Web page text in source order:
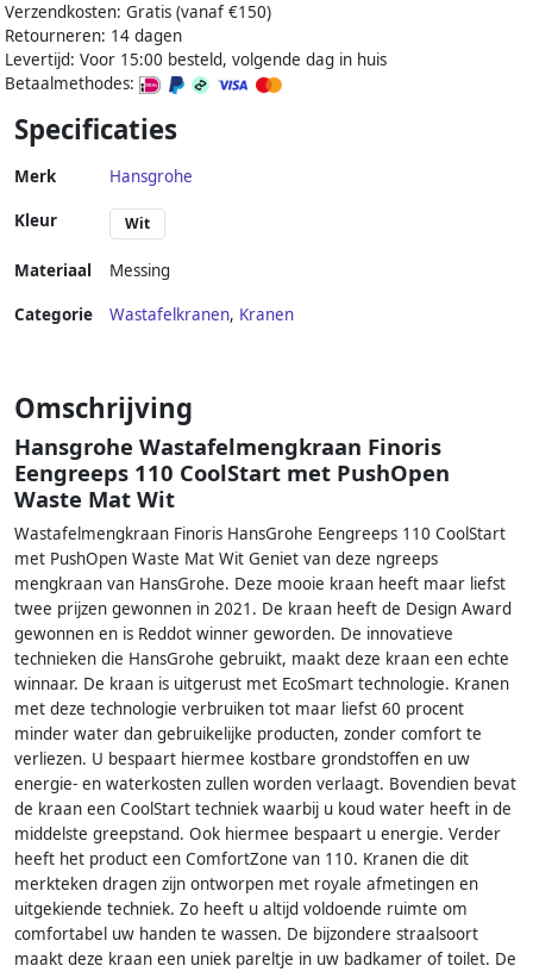
Verzendkosten: Gratis (vanaf €150)
Retourneren: 14 dagen
Levertijd: Voor 15:00 besteld, volgende dag in huis
Betaalmethodes:
Specificaties
Merk Hansgrohe
Kleur Wit
Materiaal Messing
Categorie Wastafelkranen, Kranen
Omschrijving
Hansgrohe Wastafelmengkraan Finoris
Eengreeps 110 CoolStart met PushOpen
Waste Mat Wit
Wastafelmengkraan Finoris HansGrohe Eengreeps 110 CoolStart
met PushOpen Waste Mat Wit Geniet van deze ngreeps
mengkraan van HansGrohe. Deze mooie kraan heeft maar liefst
twee prijzen gewonnen in 2021. De kraan heeft de Design Award
gewonnen en is Reddot winner geworden. De innovatieve
technieken die HansGrohe gebruikt, maakt deze kraan een echte
winnaar. De kraan is uitgerust met EcoSmart technologie. Kranen
met deze technologie verbruiken tot maar liefst 60 procent
minder water dan gebruikelijke producten, zonder comfort te
verliezen. U bespaart hiermee kostbare grondstoffen en uw
energie- en waterkosten zullen worden verlaagt. Bovendien bevat
de kraan een CoolStart techniek waarbij u koud water heeft in de
middelste greepstand. Ook hiermee bespaart u energie. Verder
heeft het product een ComfortZone van 110. Kranen die dit
merkteken dragen zijn ontworpen met royale afmetingen en
uitgekiende techniek. Zo heeft u altijd voldoende ruimte om
comfortabel uw handen te wassen. De bijzondere straalsoort
maakt deze kraan een uniek pareltje in uw badkamer of toilet. De